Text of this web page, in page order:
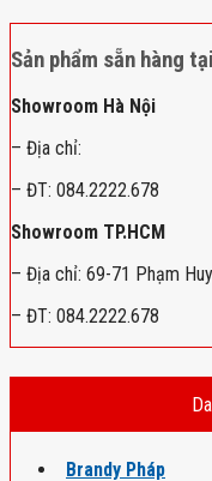
Sản phẩm sẵn hàng
Showroom Hà Nội
– Địa chỉ:
– ĐT: 084.2222.678
Showroom TP.HCM
– Địa chỉ: 69-71 Phạm
– ĐT: 084.2222.678
Brandy Pháp